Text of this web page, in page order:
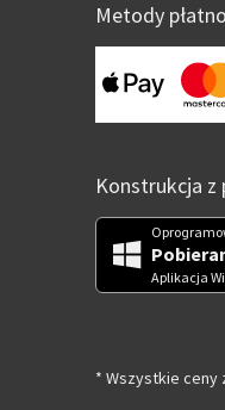
Metody
Konstrukcja z
Aplikacja
* Wszystkie ceny